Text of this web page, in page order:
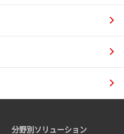
分野別ソリューション